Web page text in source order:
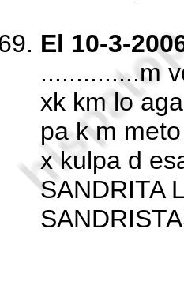
El 10-3-
..............m
xk km lo
pa k m
x kulpa d
SANDRITA